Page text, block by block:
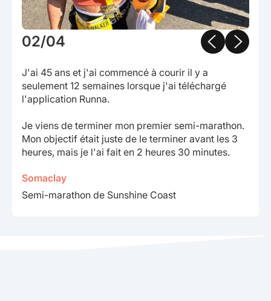
02/04
J'ai 45 ans et j'ai commencé à courir il y a
seulement 12 semaines lorsque j'ai téléchargé
l'application Runna.
Je viens de terminer mon premier semi-marathon.
Mon objectif était juste de le terminer avant les 3
heures, mais je l'ai fait en 2 heures 30 minutes.
Somaclay
Semi-marathon de Sunshine Coast